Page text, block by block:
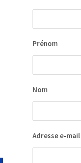
Prénom
Nom
Adresse e-mail